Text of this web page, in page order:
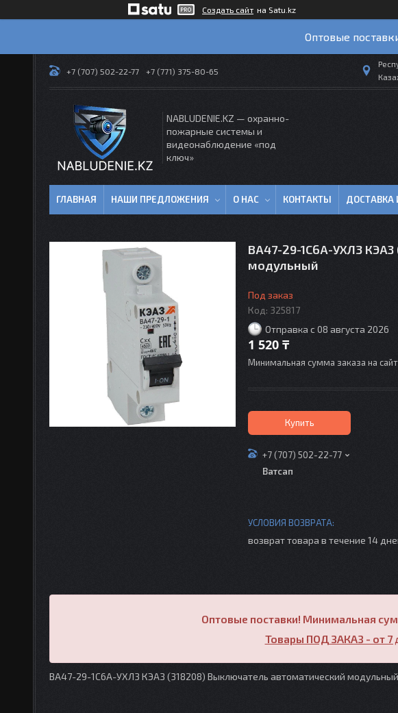
Создать сайт на Satu.kz
Оптовые
+7 (707) 502-22-77 +7 (771) 375-80-65
NABLUDENIE.KZ — охранно-
пожарные системы и
видеонаблюдение «под
ключ»
ГЛАВНАЯ НАШИ ПРЕДЛОЖЕНИЯ О НАС КОНТАКТЫ ДОСТАВКА
ВА47-29-1C6А-УХЛ3
модульный
Под заказ
Код: 325817
Отправка с 08 августа 2026
1 520 ₸
Минимальная сумма заказа на
Купить
+7 (707) 502-22-77
Ватсап
возврат товара в течение 14
Оптовые поставки! Минимальная
Товары ПОД ЗАКАЗ - от 7
ВА47-29-1C6А-УХЛ3 КЭАЗ (318208) Выключатель автоматический модульный